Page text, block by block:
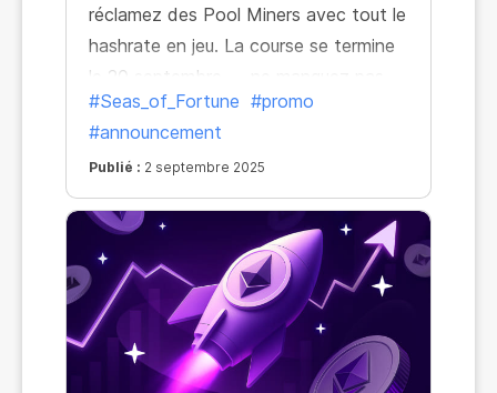
réclamez des Pool Miners avec tout le
hashrate en jeu. La course se termine
le 20 septembre — ne manquez pas
votre chance de gloire !
#Seas_of_Fortune #promo
#announcement
Publié : 2 septembre 2025